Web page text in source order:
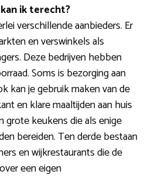
ik terecht?
verschillende aanbieders. Er
en verswinkels als
Deze bedrijven hebben
Soms is bezorging aan
kan je gebruik maken van de
en klare maaltijden aan huis
grote keukens die als enige
bereiden. Ten derde bestaan
en wijkrestaurants die de
een eigen